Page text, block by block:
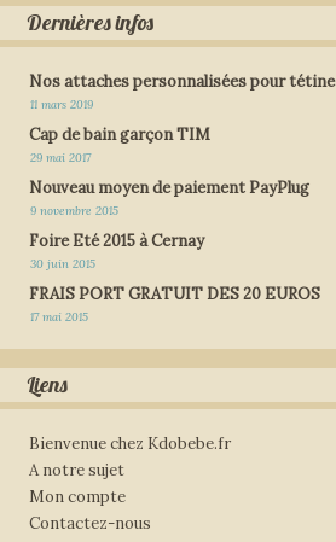
Dernières infos
Nos attaches personnalisées pour tétine
11 mars 2019
Cap de bain garçon TIM
29 mai 2017
Nouveau moyen de paiement PayPlug
9 novembre 2015
Foire Eté 2015 à Cernay
30 juin 2015
FRAIS PORT GRATUIT DES 20 EUROS
17 mai 2015
Liens
Bienvenue chez Kdobebe.fr
A notre sujet
Mon compte
Contactez-nous